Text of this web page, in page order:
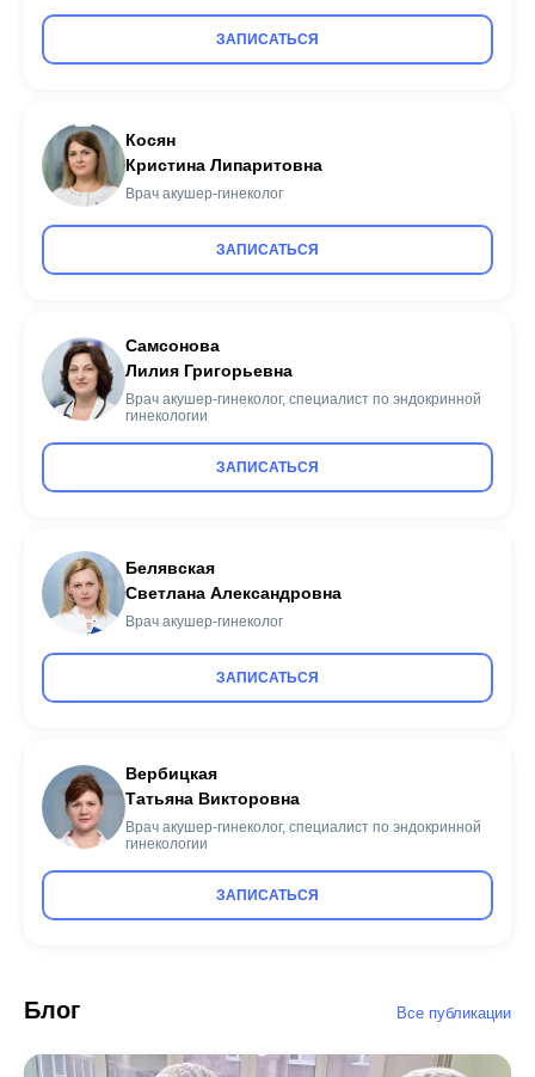
ЗАПИСАТЬСЯ
Косян
Кристина Липаритовна
Врач акушер-гинеколог
ЗАПИСАТЬСЯ
Самсонова
Лилия Григорьевна
Врач акушер-гинеколог, специалист по эндокринной
гинекологии
ЗАПИСАТЬСЯ
Белявская
Светлана Александровна
Врач акушер-гинеколог
ЗАПИСАТЬСЯ
Вербицкая
Татьяна Викторовна
Врач акушер-гинеколог, специалист по эндокринной
гинекологии
ЗАПИСАТЬСЯ
Блог Все публикации